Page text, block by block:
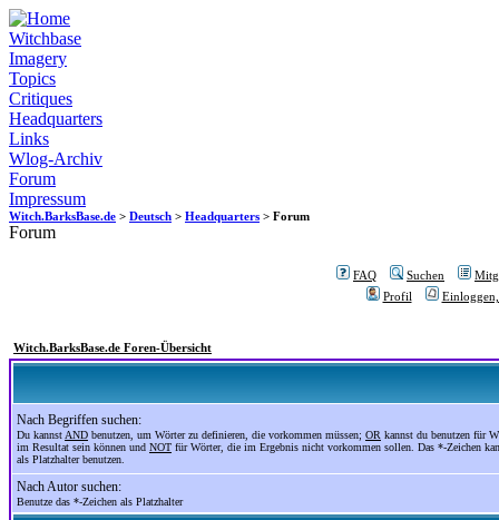
Witchbase
Imagery
Topics
Critiques
Headquarters
Links
Wlog-Archiv
Forum
Impressum
Witch.BarksBase.de > Deutsch > Headquarters > Forum
Forum
FAQ Suchen
Profil
Witch.BarksBase.de Foren-Übersicht
Nach Begriffen suchen:
Du kannst AND benutzen, um Wörter zu definieren, die vorkommen müssen; OR kannst du benutzen für
im Resultat sein können und NOT für Wörter, die im Ergebnis nicht vorkommen sollen. Das *-Zeichen
als Platzhalter benutzen.
Nach Autor suchen:
Benutze das *-Zeichen als Platzhalter